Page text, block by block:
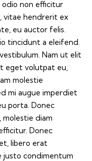
odio non efficitur
vitae hendrerit ex
eu auctor felis.
tincidunt a eleifend.
Nam ut elit
eget volutpat eu,
molestie
mi augue imperdiet
porta. Donec
diam
Donec
libero erat
justo condimentum